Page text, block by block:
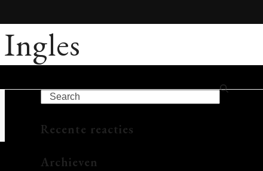
Search
Recente reacties
Archieven